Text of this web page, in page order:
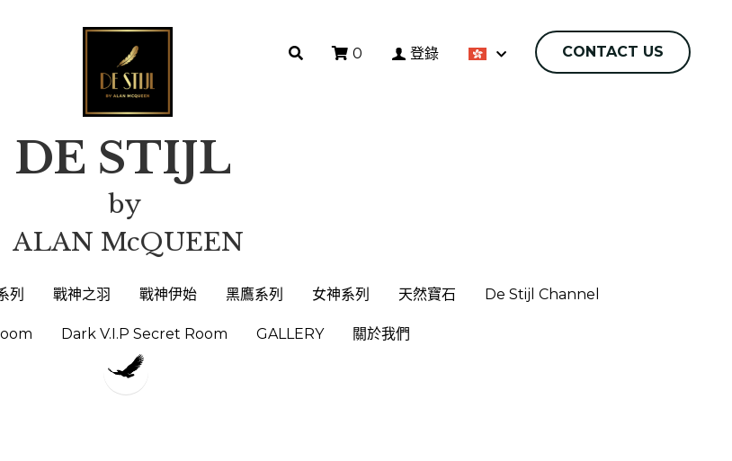
DE STIJL
by
ALAN McQUEEN
列 戰神之羽 戰神伊始 黑鷹系列 女神系列 天然寶石 De Stijl Channel
Dark V.I.P Secret Room GALLERY 關於我們
0 登錄 CONTACT US
DE STIJL
by
ALAN McQUEEN
列 戰神之羽 戰神伊始 黑鷹系列 女神系列 天然寶石 De Stijl Channel
Dark V.I.P Secret Room GALLERY 關於我們
0 登錄 CONTACT US